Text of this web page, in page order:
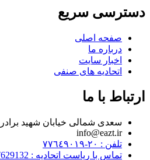
دسترسی سریع
صفحه اصلی
درباره ما
اخبار سایت
اتحادیه های صنفی
ارتباط با ما
سعدی شمالی خیابان شهید برادران
info@eazt.ir
تلفن : ٢٠-٧٧٦٤٩٠١٩
تماس با ریاست اتحادیه : 77629132